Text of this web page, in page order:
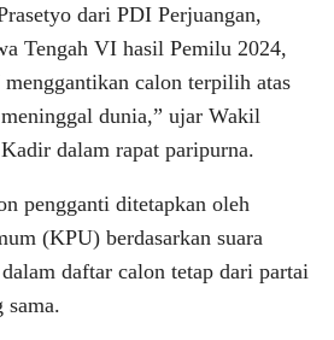
dari PDI Perjuangan,
Tengah VI hasil Pemilu 2024,
calon terpilih atas
dunia,” ujar Wakil
dalam rapat paripurna.
pengganti ditetapkan oleh
(KPU) berdasarkan suara
daftar calon tetap dari partai